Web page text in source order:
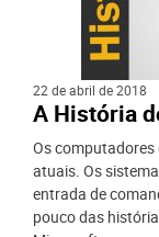
22 de abril de 2018
A História
Os
atuais. Os
entrada de
pouco das